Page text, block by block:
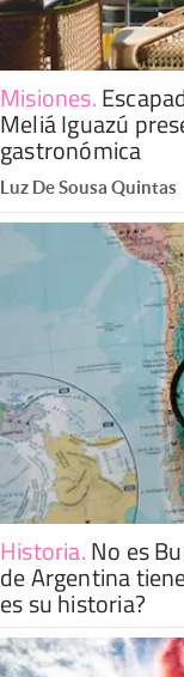
Misiones.
Meliá Iguazú
gastronómica
Luz De Sousa Quintas
Historia.No es
de Argentina
es su historia?